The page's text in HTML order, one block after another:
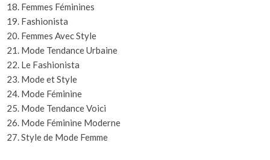
Femmes Féminines
Fashionista
Femmes Avec Style
Mode Tendance Urbaine
Le Fashionista
Mode et Style
Mode Féminine
Mode Tendance Voici
Mode Féminine Moderne
Style de Mode Femme